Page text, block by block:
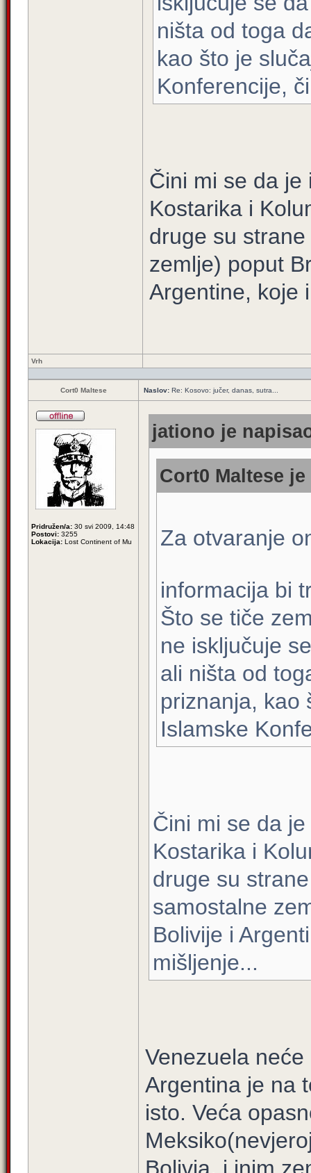
ništa od toga
kao što je
Konferencije,
Čini mi se da je
Kostarika i
druge su
zemlje) poput
Argentine, koje
Vrh
Cort0 Maltese Naslov: Re: Kosovo: jučer, danas, sutra...
Pridružen/a: 30 svi 2009, 14:48
Postovi: 3255
Lokacija: Lost Continent of Mu
jationo je
Cort0 Maltese
Za otvaranje
informacija bi
Što se tiče
ne isključuje
ali ništa od
priznanja, kao
Islamske
Čini mi se da
Kostarika i
druge su
samostalne
Bolivije i
mišljenje...
Venezuela
Argentina je na
isto. Veća